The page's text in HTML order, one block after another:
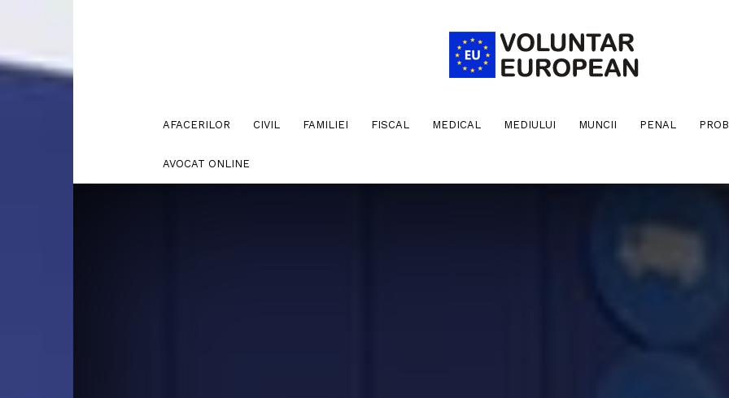
AFACERILOR CIVIL FAMILIEI FISCAL MEDICAL MEDIULUI MUNCII PENAL
AVOCAT ONLINE